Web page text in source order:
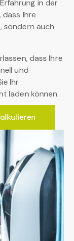
in der
Ihre
sondern auch
dass Ihre
und
Ihr
laden können.